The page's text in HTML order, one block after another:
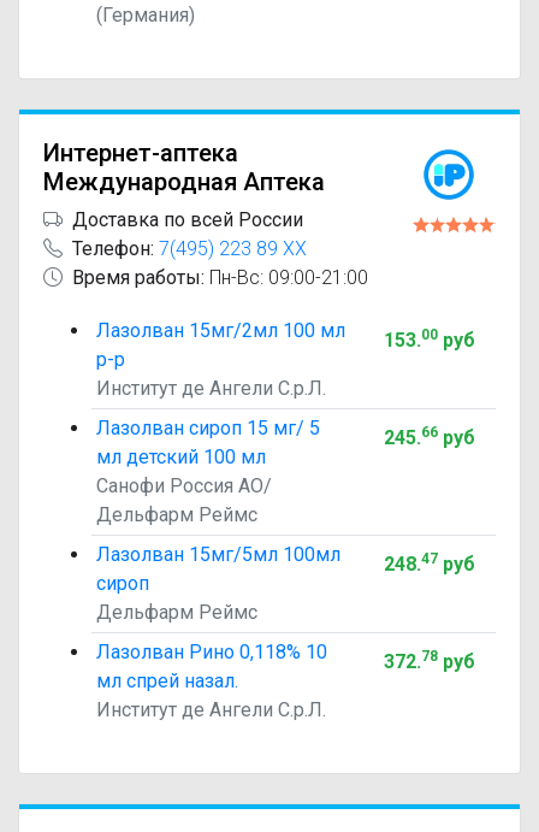
(Германия)
Интернет-аптека
Международная Аптека
Доставка по всей России
Телефон: 7(495) 223 89 XX
Время работы: Пн-Вс: 09:00-21:00
Лазолван 15мг/2мл 100 мл
р-р
Институт де Ангели С.р.Л.
153.00руб
Лазолван сироп 15 мг/ 5
мл детский 100 мл
Санофи Россия АО/
Дельфарм Реймс
245.66руб
Лазолван 15мг/5мл 100мл
сироп
Дельфарм Реймс
248.47 руб
Лазолван Рино 0,118% 10
мл спрей назал.
Институт де Ангели С.р.Л.
372.78руб